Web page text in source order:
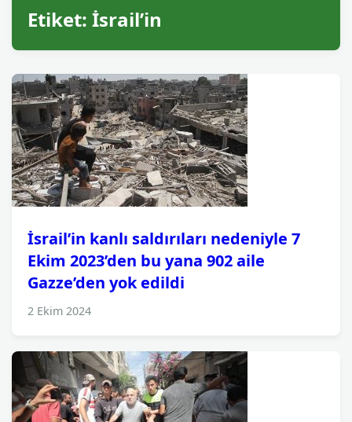
Etiket: İsrail’in
İsrail’in kanlı saldırıları nedeniyle 7
Ekim 2023’den bu yana 902 aile
Gazze’den yok edildi
2 Ekim 2024